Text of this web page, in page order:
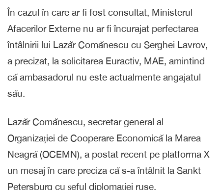
În cazul în care ar fi fost consultat, Ministerul
Afacerilor Externe nu ar fi încurajat perfectarea
întâlnirii lui Lazăr Comănescu cu Serghei Lavrov,
a precizat, la solicitarea Euractiv, MAE, amintind
că ambasadorul nu este actualmente angajatul
său.
Lazăr Comănescu, secretar general al
Organizației de Cooperare Economică la Marea
Neagră (OCEMN), a postat recent pe platforma X
un mesaj în care preciza că s-a întâlnit la Sankt
Petersburg cu șeful diplomației ruse,